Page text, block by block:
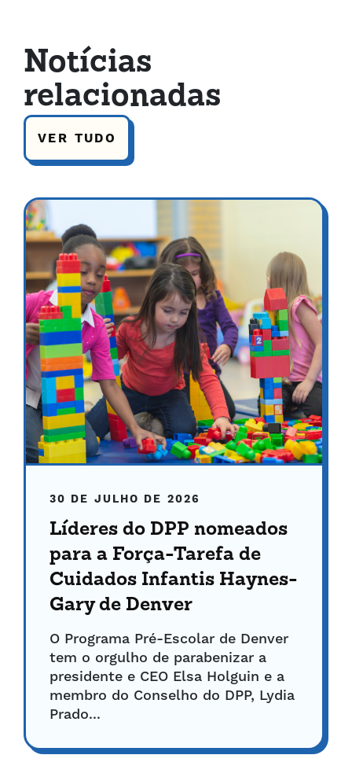
Notícias
relacionadas
VER TUDO
30 DE JULHO DE 2026
Líderes do DPP nomeados
para a Força-Tarefa de
Cuidados Infantis Haynes-
Gary de Denver
O Programa Pré-Escolar de Denver
tem o orgulho de parabenizar a
presidente e CEO Elsa Holguin e a
membro do Conselho do DPP, Lydia
Prado...